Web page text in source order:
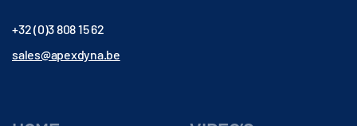
+32 (0)3 808 15 62
sales@apexdyna.be